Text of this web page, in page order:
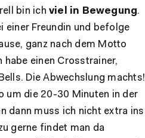
bin ich viel in Bewegung.
einer Freundin und befolge
ganz nach dem Motto
habe einen Crosstrainer,
Die Abwechslung machts!
um die 20-30 Minuten in der
dann muss ich nicht extra ins
gerne findet man da